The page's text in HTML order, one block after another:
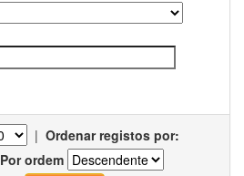
| Ordenar registos por:
Por ordem